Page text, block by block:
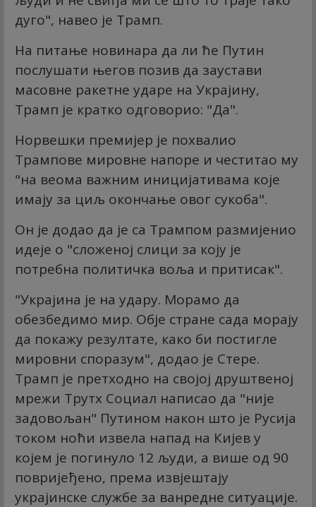
дуго", навео је Трамп.
На питање новинара да ли ће Путин
послушати његов позив да заустави
масовне ракетне ударе на Украјину,
Трамп је кратко одговорио: "Да".
Норвешки премијер је похвалио
Трампове мировне напоре и честитао му
"на веома важним иницијативама које
имају за циљ окончање овог сукоба".
Он је додао да је са Трампом размијенио
идеје о "сложеној слици за коју је
потребна политичка воља и притисак".
"Украјина је на удару. Морамо да
обезбедимо мир. Обје стране сада морају
да покажу резултате, како би постигле
мировни споразум", додао је Стере.
Трамп је претходно на својој друштвеној
мрежи Трутх Социал написао да "није
задовољан" Путином након што је Русија
током ноћи извела напад на Кијев у
којем је погинуло 12 људи, а више од 90
повријеђено, према извјештају
украјинске службе за ванредне ситуације.